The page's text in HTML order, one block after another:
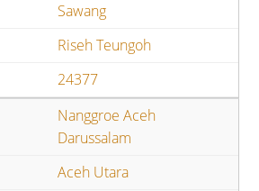
Sawang
Riseh Teungoh
24377
Nanggroe Aceh
Darussalam
Aceh Utara